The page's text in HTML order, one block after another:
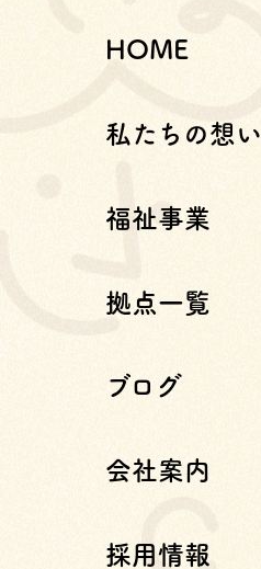
HOME
私たちの想い
福祉事業
拠点一覧
ブログ
会社案内
採用情報